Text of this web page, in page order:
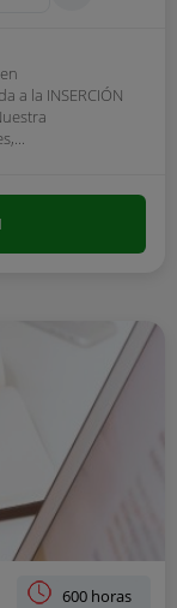
a la INSERCIÓN
600 horas